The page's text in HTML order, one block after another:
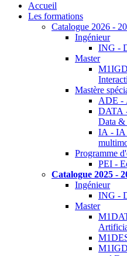
Accueil
Les formations
Catalogue 2026 -
Ingénieur
ING -
Master
Mastère
ADE -
DATA
Data
IA - IA
Programme
PEI -
Catalogue 2025 -
Ingénieur
ING -
Master